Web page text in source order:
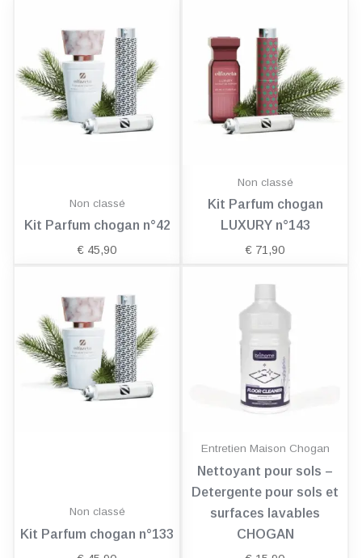
Non classé
Kit Parfum chogan n°42
€ 45,90
Non classé
Kit Parfum chogan
LUXURY n°143
€ 71,90
Non classé
Kit Parfum chogan n°133
Entretien Maison Chogan
Nettoyant pour sols –
Detergente pour sols et
surfaces lavables
CHOGAN